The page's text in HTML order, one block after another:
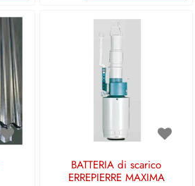
BATTERIA di scarico
ERREPIERRE MAXIMA